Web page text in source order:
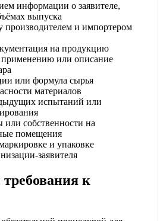
информации о заявителе,
выпуска
производителем и импортером
на продукцию
или описание
или формула сырья
материалов
испытаний или
или собственности на
помещения
и упаковке
заявителя
к